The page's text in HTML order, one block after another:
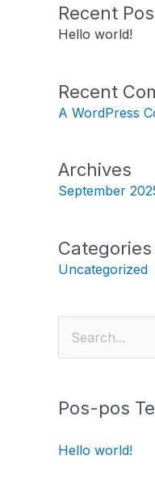
Recent
Hello world!
Recent
A WordPress
Archives
September
Categories
Uncategorized
Cari
untuk:
Pos-pos
Hello world!